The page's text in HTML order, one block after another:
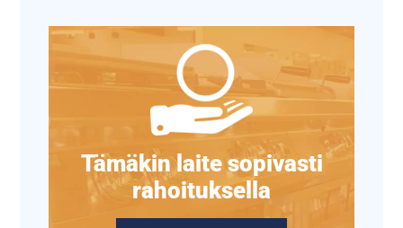
Tämäkin laite sopivasti
rahoituksella